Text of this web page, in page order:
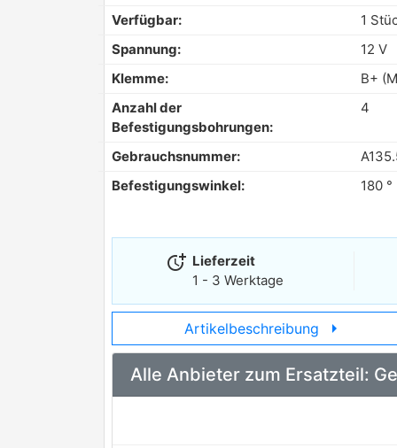
Verfügbar:
1
Spannung:
12 V
Klemme:
B+
Anzahl der
Befestigungsbohrungen:
4
Gebrauchsnummer:
Befestigungswinkel:
180 °
more_time Lieferzeit
1 - 3 Werktage
Artikelbeschreibung arrow_right
Alle Anbieter zum Ersatzteil: